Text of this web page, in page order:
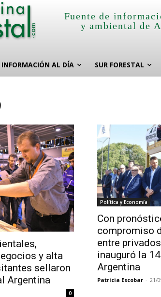
Fuente de
y ambiental de
INFORMACIÓN AL DÍA SUR FORESTAL
y alta
sellaron
Argentina
0
Política y Economía
Con
compromiso
entre
inauguró la
Argentina
Patricia Escobar - 21/